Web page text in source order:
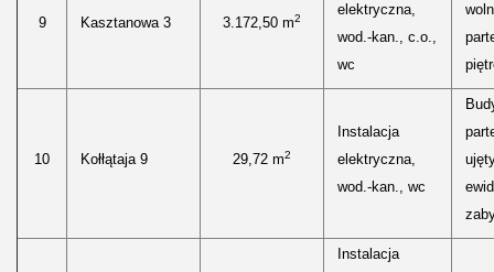
9 Kasztanowa 3 3.172,50 m2
elektryczna,
wod.-kan., c.o.,
wc
10 Kołłątaja 9 29,72 m2
Instalacja
elektryczna,
wod.-kan., wc
Instalacja